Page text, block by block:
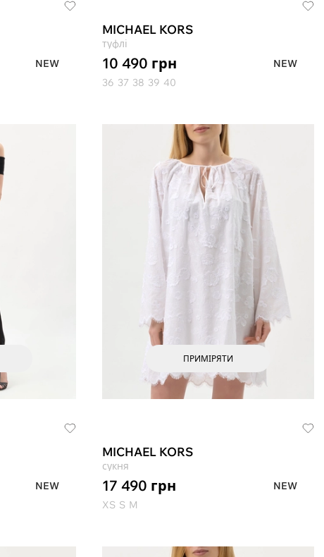
NEW
MICHAEL KORS
туфлі
10 490 грн
NEW
36 37 38 39 40
NEW
ПРИМІРЯТИ
MICHAEL KORS
сукня
17 490 грн
NEW
XS S M